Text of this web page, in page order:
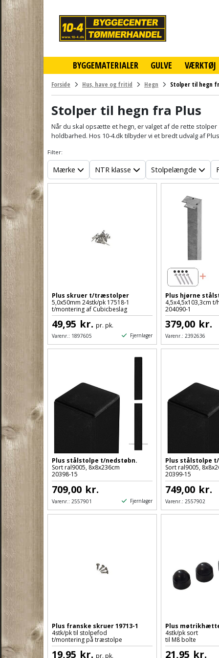
BYGGEMATERIALER GULVE VÆRKTØJ
online
byggemarked
og
tømmerhandel
-
og
Forside Hus, have og fritid Hegn Stolper til hegn
Stolper til hegn fra Plus
Når du skal opsætte et hegn, er valget af de rette
holdbarhed. Hos 10-4.dk tilbyder vi et bredt udvalg af
Filter:
Mærke NTR klasse Stolpelængde
Plus skruer t/træstolper
5,0x50mm 24stk/pk 17518-1
t/montering af Cubicbeslag
49,95 kr. pr. pk.
Varenr.: 1897605 Fjernlager
Plus hjørne
4,5x4,5x103,3cm
204090-1
379,00 kr.
Varenr.: 2392636
Plus stålstolpe t/nedstøbn.
Sort ral9005, 8x8x236cm
20398-15
709,00 kr.
Varenr.: 2557901 Fjernlager
Plus stålstolpe
Sort ral9005,
20399-15
749,00 kr.
Varenr.: 2557902
Plus franske skruer 19713-1
4stk/pk til stolpefod
t/montering på træstolpe
19,95 kr. pr. pk.
Plus
4stk/pk sort
til M8 bolte
21,95 kr.